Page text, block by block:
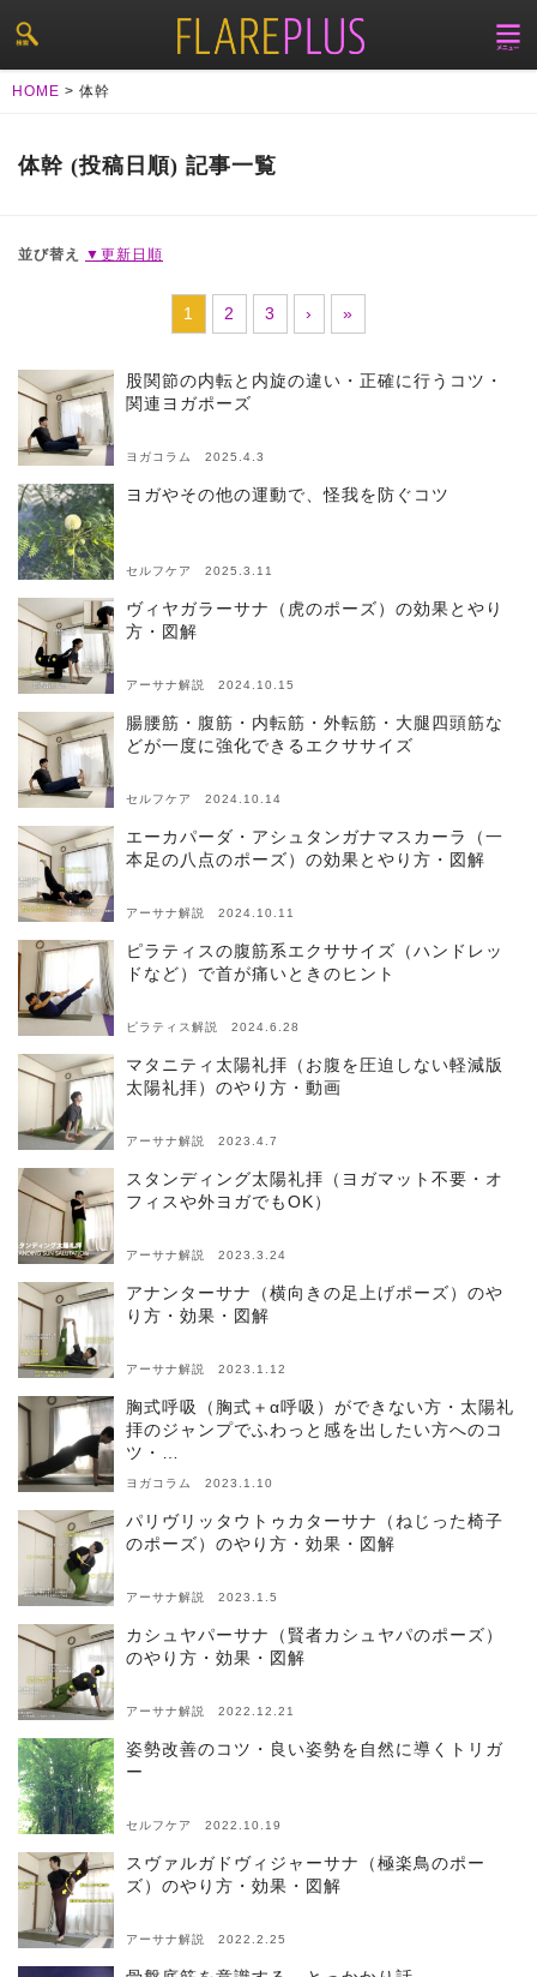
HOME > 体幹
体幹 (投稿日順) 記事一覧
並び替え ▼更新日順
1 2 3 › »
股関節の内転と内旋の違い・正確に行うコツ・
関連ヨガポーズ
ヨガコラム 2025.4.3
ヨガやその他の運動で、怪我を防ぐコツ
セルフケア 2025.3.11
ヴィヤガラーサナ（虎のポーズ）の効果とやり
方・図解
アーサナ解説 2024.10.15
腸腰筋・腹筋・内転筋・外転筋・大腿四頭筋な
どが一度に強化できるエクササイズ
セルフケア 2024.10.14
エーカパーダ・アシュタンガナマスカーラ（一
本足の八点のポーズ）の効果とやり方・図解
アーサナ解説 2024.10.11
ピラティスの腹筋系エクササイズ（ハンドレッ
ドなど）で首が痛いときのヒント
ピラティス解説 2024.6.28
マタニティ太陽礼拝（お腹を圧迫しない軽減版
太陽礼拝）のやり方・動画
アーサナ解説 2023.4.7
スタンディング太陽礼拝（ヨガマット不要・オ
フィスや外ヨガでもOK）
アーサナ解説 2023.3.24
アナンターサナ（横向きの足上げポーズ）のや
り方・効果・図解
アーサナ解説 2023.1.12
胸式呼吸（胸式＋α呼吸）ができない方・太陽礼
拝のジャンプでふわっと感を出したい方へのコ
ツ・…
ヨガコラム 2023.1.10
パリヴリッタウトゥカターサナ（ねじった椅子
のポーズ）のやり方・効果・図解
アーサナ解説 2023.1.5
カシュヤパーサナ（賢者カシュヤパのポーズ）
のやり方・効果・図解
アーサナ解説 2022.12.21
姿勢改善のコツ・良い姿勢を自然に導くトリガ
ー
セルフケア 2022.10.19
スヴァルガドヴィジャーサナ（極楽鳥のポー
ズ）のやり方・効果・図解
アーサナ解説 2022.2.25